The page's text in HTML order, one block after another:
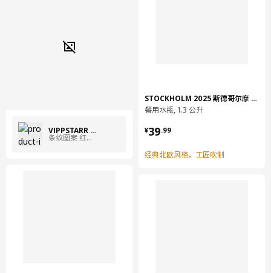
VIPPSTARR 维普斯塔
条纹图案 红色/自然色
STOCKHOLM 2025 斯德哥尔摩 2025
餐用水瓶, 1.3 公升
¥39.99
¥ 39.99
经典北欧风格，工匠吹制